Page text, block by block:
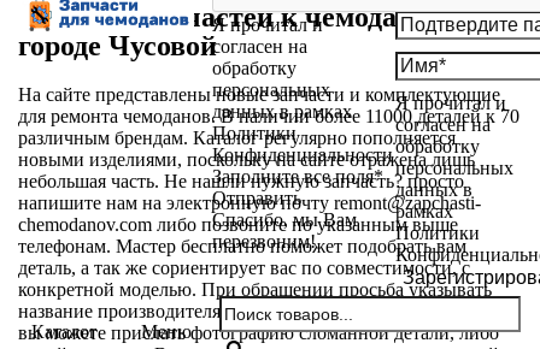
Я прочитал и
согласен на
обработку
персональных
данных в рамках
Политики
Конфиденциальности
Заполните все поля*
Отправить
Спасибо, мы Вам
перезвоним!
Я прочитал и
согласен на
обработку
персональных
данных в
рамках
Политики
Каталог Меню
Магазин запчастей к чемоданам в
городе Чусовой
На сайте представлены новые запчасти и комплектующие
для ремонта чемоданов. В наличии более 11000 деталей к 70
различным брендам. Каталог регулярно пополняется
новыми изделиями, поскольку на сайте отражена лишь
небольшая часть. Не нашли нужную запчасть? просто
напишите нам на электронную почту remont@zapchasti-
chemodanov.com либо позвоните по указанным выше
телефонам. Мастер бесплатно поможет подобрать вам
деталь, а так же сориентирует вас по совместимости, с
конкретной моделью. При обращении просьба указывать
название производителя и модели вашего чемодана. Так же
вы можете прислать фотографию сломанной детали, либо